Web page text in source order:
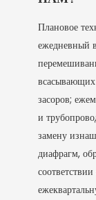
Плановое
ежедневный
засоров;
и
замену
диафрагм,